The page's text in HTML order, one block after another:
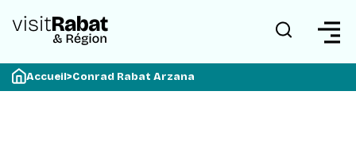
Accueil>Conrad Rabat Arzana